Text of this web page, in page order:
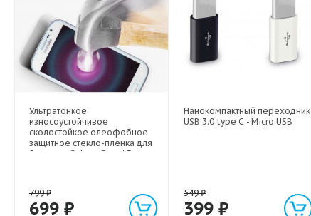
Ультратонкое
износоустойчивое
сколостойкое олеофобное
защитное стекло-пленка для
Samsung Galaxy Grand Duos
799₽
699 ₽
Нанокомпактный переходник
USB 3.0 type C - Micro USB
549₽
399₽